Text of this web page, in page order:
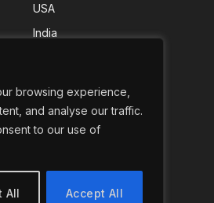
browsing experience,
and analyse our traffic.
to our use of
All Accept All
USA
India